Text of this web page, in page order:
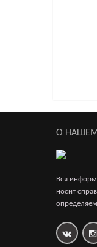
О
Вся
носит